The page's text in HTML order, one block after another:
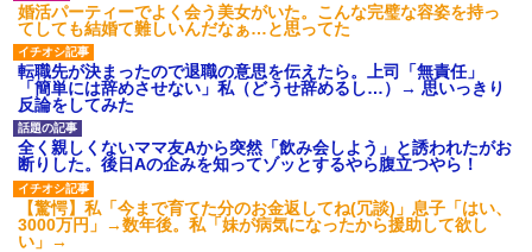
婚活パーティーでよく会う美女がいた。こんな完璧な容姿を持っ
てしても結婚て難しいんだなぁ…と思ってた
転職先が決まったので退職の意思を伝えたら。上司「無責任」
「簡単には辞めさせない」私（どうせ辞めるし…）→ 思いっきり
反論をしてみた
全く親しくないママ友Aから突然「飲み会しよう」と誘われたがお
断りした。後日Aの企みを知ってゾッとするやら腹立つやら！
【驚愕】私「今まで育てた分のお金返してね(冗談)」息子「はい、
3000万円」→数年後。私「妹が病気になったから援助して欲し
い」→